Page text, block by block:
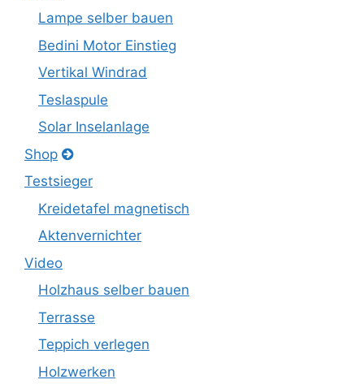
Lampe selber bauen
Bedini Motor Einstieg
Vertikal Windrad
Teslaspule
Solar Inselanlage
Shop
Testsieger
Kreidetafel magnetisch
Aktenvernichter
Video
Holzhaus selber bauen
Terrasse
Teppich verlegen
Holzwerken